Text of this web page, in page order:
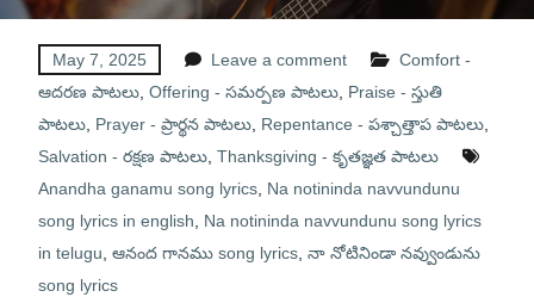
May 7, 2025 Leave a comment
Comfort -
ఆదరణ పాటలు, Offering - సమర్పణ పాటలు, Praise - స్తుతి
పాటలు, Prayer - ప్రార్థన పాటలు, Repentance - పశ్చాత్తాప పాటలు,
Salvation - రక్షణ పాటలు, Thanksgiving - కృతజ్ఞత పాటలు
Anandha ganamu song lyrics, Na notininda navvundunu
song lyrics in english
Na notininda navvundunu song lyrics
in telugu ఆనంద గానము song lyrics, నా నోటినిండా నవ్వుండును
song lyrics